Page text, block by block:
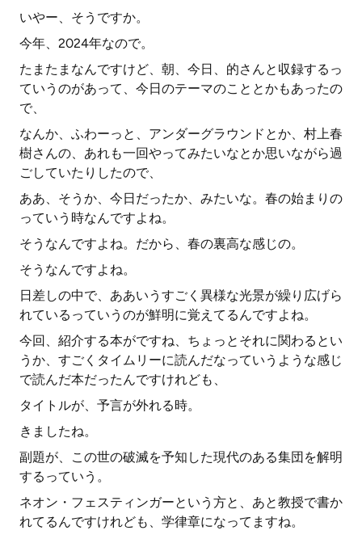
いやー、そうですか。
今年、2024年なので。
たまたまなんですけど、朝、今日、的さんと収録するっ
ていうのがあって、今日のテーマのこととかもあったの
で、
なんか、ふわーっと、アンダーグラウンドとか、村上春
樹さんの、あれも一回やってみたいなとか思いながら過
ごしていたりしたので、
ああ、そうか、今日だったか、みたいな。春の始まりの
っていう時なんですよね。
そうなんですよね。だから、春の裏高な感じの。
そうなんですよね。
日差しの中で、ああいうすごく異様な光景が繰り広げら
れているっていうのが鮮明に覚えてるんですよね。
今回、紹介する本がですね、ちょっとそれに関わるとい
うか、すごくタイムリーに読んだなっていうような感じ
で読んだ本だったんですけれども、
タイトルが、予言が外れる時。
きましたね。
副題が、この世の破滅を予知した現代のある集団を解明
するっていう。
ネオン・フェスティンガーという方と、あと教授で書か
れてるんですけれども、学律章になってますね。